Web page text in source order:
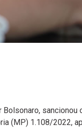
(MP) 1.108/2022,